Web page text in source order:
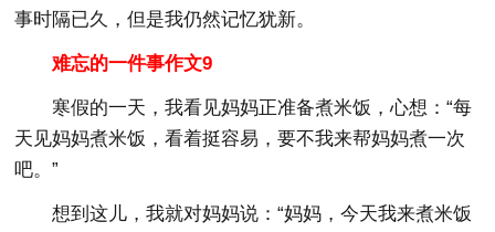
事时隔已久，但是我仍然记忆犹新。
难忘的一件事作文9
寒假的一天，我看见妈妈正准备煮米饭，心想：“每
天见妈妈煮米饭，看着挺容易，要不我来帮妈妈煮一次
吧。”
想到这儿，我就对妈妈说：“妈妈，今天我来煮米饭